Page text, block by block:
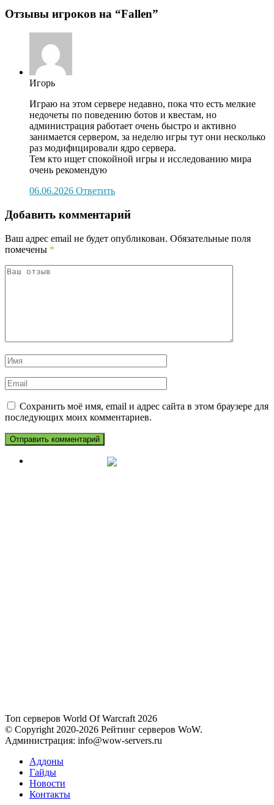
Отзывы игроков на “Fallen”
Игорь
Играю на этом сервере недавно, пока что есть мелкие
недочеты по поведению ботов и квестам, но
администрация работает очень быстро и активно
занимается сервером, за неделю игры тут они несколько
раз модифицировали ядро сервера.
Тем кто ищет спокойной игры и исследованию мира
очень рекомендую
06.06.2026 Ответить
Добавить комментарий
Ваш адрес email не будет опубликован. Обязательные поля
помечены *
Сохранить моё имя, email и адрес сайта в этом браузере для
последующих моих комментариев.
Топ серверов World Of Warcraft 2026
© Copyright 2020-2026 Рейтинг серверов WoW.
Администрация: info@wow-servers.ru
Аддоны
Гайды
Новости
Контакты